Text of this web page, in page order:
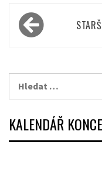
Navigace
pro
KALENDÁŘ